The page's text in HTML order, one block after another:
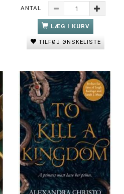
ANTAL
LÆG I KURV
TILFØJ ØNSKELISTE